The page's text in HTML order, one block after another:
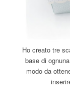
Ho creato tre
base di
modo da